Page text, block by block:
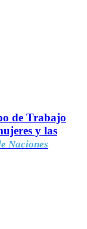
de Trabajo
y las
Naciones